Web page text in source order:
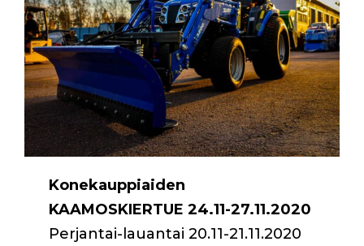
Konekauppiaiden
KAAMOSKIERTUE 24.11-27.11.2020
Perjantai-lauantai 20.11-21.11.2020